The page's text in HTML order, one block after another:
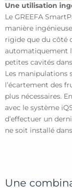
Une utilisation
Le GREEFA
manière
rigide que du côté
automatiquement
petites cavités
Les manipulations
l’écartement des
plus nécessaires.
avec le système
d’effectuer un
ne soit installé
Une